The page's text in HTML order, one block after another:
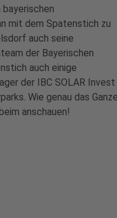
mit dem Spatenstich zu
auch seine
der Bayerischen
auch einige
der IBC SOLAR Invest
Wie genau das Ganze
anschauen!